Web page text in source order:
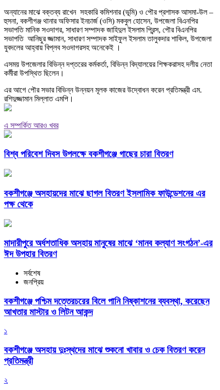
অন্যানের মাঝে বক্তব্য রাখেন সহকারি কমিশনার (ভূমি) ও পৌর প্রশাসক আসমা-উল –
হুসনা, বকশীগঞ্জ থানার অফিসার ইনচার্জ (ওসি) মকবুল হোসেন, উপজেলা বিএনপির
সভাপতি মানিক সওদাগর, সাধারণ সম্পাদক জাহিদুল ইসলাম প্রিন্স, পৌর বিএনপির
সভাপতি আনিছুর জ্জামান, সাধারণ সম্পাদক সাইফুল ইসলাম তালুকদার শাকিল, উপজেলা
যুবদলের আহ্বায় বিপ্লব সওদাগরসহ অনেকেই ।
এসময় উপজেলার বিভিন্ন দপ্তরের কর্মকর্তা, বিভিন্ন বিদ্যালয়ের শিক্ষকরাসহ দলীয় নেতা
কর্মীরা উপস্থিত ছিলেন।
এর আগে পৌর সভার বিভিন্ন উন্নয়ন মূলক কাজের উদ্বোধন করেন প্রতিমন্ত্রী এম.
রশিদুজ্জামান মিল্লাত এমপি।
এ সম্পর্কিত আরও খবর
বিশ্ব পরিবেশ দিবস উপলক্ষে বকশীগঞ্জে গাছের চারা বিতরণ
বকশীগঞ্জে অসহায়দের মাঝে ছাগল বিতরণ ইসলামিক ফাউন্ডেশনের এর
পক্ষ থেকে
মাদারীপুরে অর্ধশতাধিক অসহায় মানুষের মাঝে ‘মানব কল্যাণ সংগঠন’-এর
ঈদ উপহার বিতরণ
সর্বশেষ
জনপ্রিয়
বকশীগঞ্জে পশ্চিম দত্তেরচরের বিলে পানি নিষ্কাশনের ব্যবস্থা, করেছেন
আখতার মাস্টার ও লিটন আকন্দ
১
বকশীগঞ্জে অসহায় দুঃস্থদের মাঝে শুকনো খাবার ও চেক বিতরণ করেন
প্রতিমন্ত্রী
২